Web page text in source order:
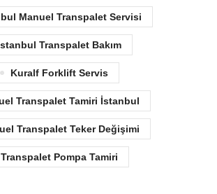
Manuel Transpalet Servisi
Transpalet Bakım
Kuralf Forklift Servis
Transpalet Tamiri İstanbul
Transpalet Teker Değişimi
Transpalet Pompa Tamiri